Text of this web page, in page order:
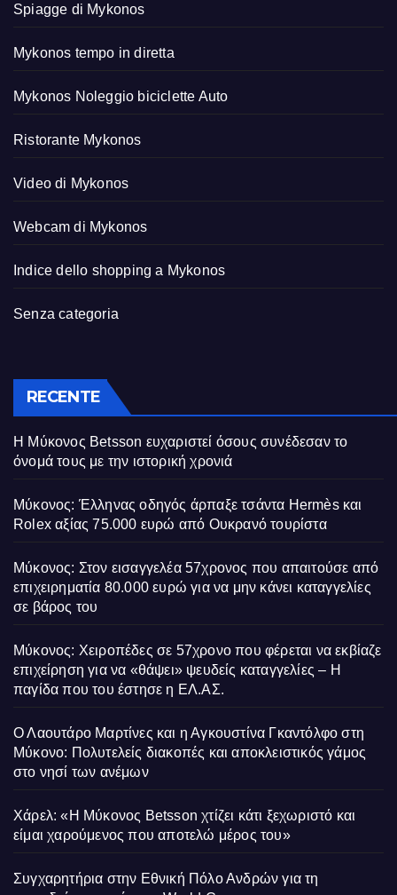
Spiagge di Mykonos
Mykonos tempo in diretta
Mykonos Noleggio biciclette Auto
Ristorante Mykonos
Video di Mykonos
Webcam di Mykonos
Indice dello shopping a Mykonos
Senza categoria
RECENTE
Η Μύκονος Betsson ευχαριστεί όσους συνέδεσαν το
όνομά τους με την ιστορική χρονιά
Μύκονος: Έλληνας οδηγός άρπαξε τσάντα Hermès και
Rolex αξίας 75.000 ευρώ από Ουκρανό τουρίστα
Μύκονος: Στον εισαγγελέα 57χρονος που απαιτούσε από
επιχειρηματία 80.000 ευρώ για να μην κάνει καταγγελίες
σε βάρος του
Μύκονος: Χειροπέδες σε 57χρονο που φέρεται να εκβίαζε
επιχείρηση για να «θάψει» ψευδείς καταγγελίες – Η
παγίδα που του έστησε η ΕΛ.ΑΣ.
Ο Λαουτάρο Μαρτίνες και η Αγκουστίνα Γκαντόλφο στη
Μύκονο: Πολυτελείς διακοπές και αποκλειστικός γάμος
στο νησί των ανέμων
Χάρελ: «Η Μύκονος Betsson χτίζει κάτι ξεχωριστό και
είμαι χαρούμενος που αποτελώ μέρος του»
Συγχαρητήρια στην Εθνική Πόλο Ανδρών για τη